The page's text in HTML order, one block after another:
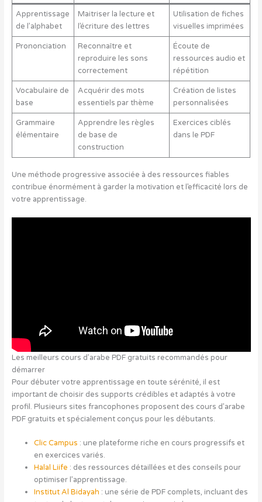
Apprentissage
de l’alphabet
Maitriser la lecture et
l’écriture des lettres
Utilisation de fiches
visuelles imprimées
Prononciation
Reconnaître et
reproduire les sons
correctement
Écoute de
ressources audio et
répétition
Vocabulaire de
base
Acquérir des mots
essentiels par thème
Création de listes
personnalisées
Grammaire
élémentaire
Apprendre les règles
de base de
construction
Exercices ciblés
dans le PDF
Une méthode progressive associée à des ressources fiables
contribue énormément à garder la motivation et l’efficacité lors de
votre apprentissage.
Les meilleurs cours d’arabe PDF gratuits recommandés pour
démarrer
Pour débuter votre apprentissage en toute sérénité, il est
important de choisir des supports crédibles et adaptés à votre
profil. Plusieurs sites francophones proposent des cours d’arabe
PDF gratuits et spécialement conçus pour les débutants.
Clic Campus : une plateforme riche en cours progressifs et
en exercices variés.
Halal Liife : des ressources détaillées et des conseils pour
optimiser l’apprentissage.
Institut Al Bidayah : une série de PDF complets, incluant des